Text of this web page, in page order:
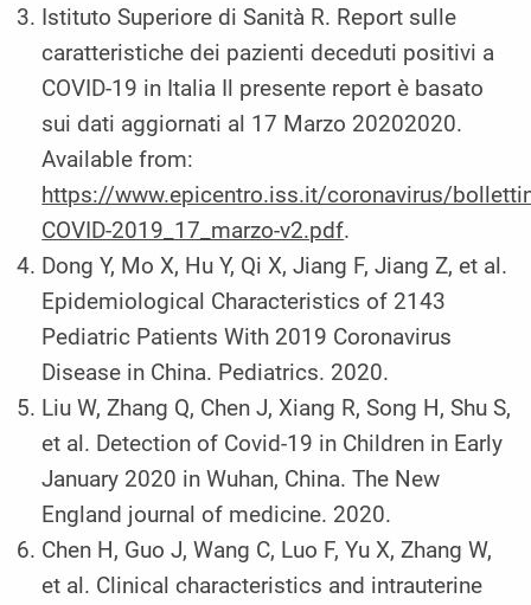
Istituto Superiore di Sanità R. Report sulle
caratteristiche dei pazienti deceduti positivi a
COVID-19 in Italia Il presente report è basato
sui dati aggiornati al 17 Marzo 20202020.
Available from:
https://www.epicentro.iss.it/coronavirus/
COVID-2019_17_marzo-v2.pdf.
Dong Y, Mo X, Hu Y, Qi X, Jiang F, Jiang Z, et al.
Epidemiological Characteristics of 2143
Pediatric Patients With 2019 Coronavirus
Disease in China. Pediatrics. 2020.
Liu W, Zhang Q, Chen J, Xiang R, Song H, Shu S,
et al. Detection of Covid-19 in Children in Early
January 2020 in Wuhan, China. The New
England journal of medicine. 2020.
Chen H, Guo J, Wang C, Luo F, Yu X, Zhang W,
et al. Clinical characteristics and intrauterine